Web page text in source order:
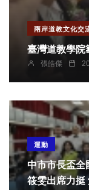
兩岸道教文化交
臺灣道教學院
張皓傑
運動
中市市長盃全